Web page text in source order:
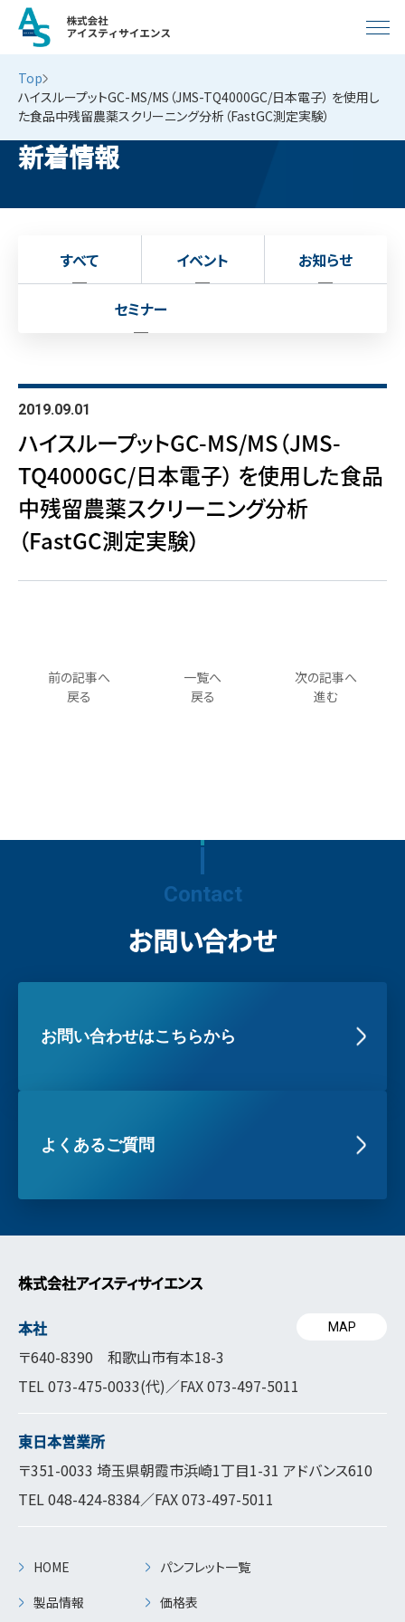
Top
ハイスループットGC-MS/MS（JMS-TQ4000GC/日本電子） を使用し
た食品中残留農薬スクリーニング分析（FastGC測定実験）
新着情報
すべて イベント お知らせ
セミナー
2019.09.01
ハイスループットGC-MS/MS（JMS-
TQ4000GC/日本電子） を使用した食品
中残留農薬スクリーニング分析
（FastGC測定実験）
一覧へ
戻る
前の記事へ
戻る
次の記事へ
進む
Contact
お問い合わせ
お問い合わせはこちらから
よくあるご質問
株式会社アイスティサイエンス
本社
〒640-8390 和歌山市有本18-3
TEL073-475-0033(代)／FAX 073-497-5011
MAP
東日本営業所
〒351-0033 埼玉県朝霞市浜崎1丁目1-31 アドバンス610
TEL048-424-8384／FAX 073-497-5011
HOME
製品情報
パンフレット一覧
価格表